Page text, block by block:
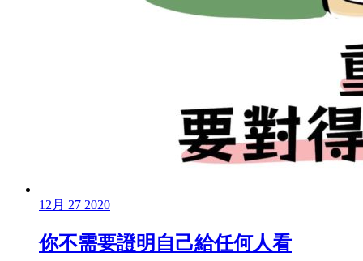
12月 27 2020
你不需要證明自己給任何人看